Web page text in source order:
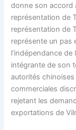
donne son accord
représentation de
représentation de
représente un pas
l’indépendance de
intégrante de son
autorités
commerciales
rejetant les
exportations de